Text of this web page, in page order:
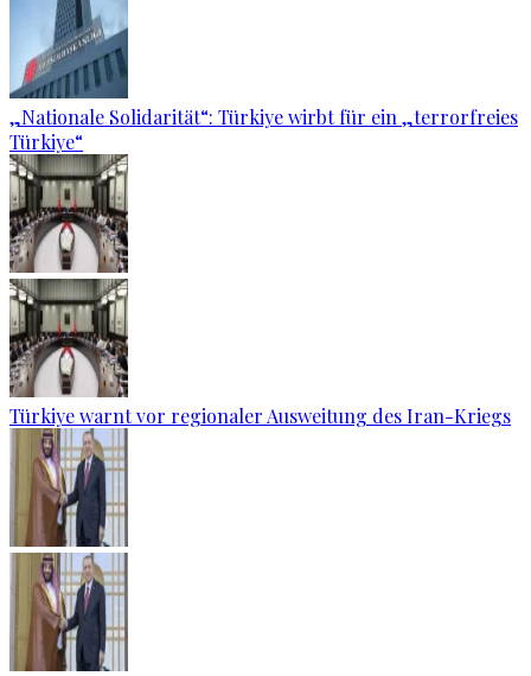
„Nationale Solidarität“: Türkiye wirbt für ein „terrorfreies
Türkiye“
Türkiye warnt vor regionaler Ausweitung des Iran-Kriegs